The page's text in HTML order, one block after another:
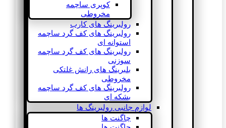
کوپری ساچمه
مخروطی
رولبرینگ های کارب
رولبرینگ های کف گرد ساچمه
استوانه ای
رولبرینگ های کف گرد ساچمه
سوزنی
بلبرینگ های رانش غلتکی
مخروطی
رولبرینگ های کف گرد ساچمه
بشکه ای
لوازم جانبی رولبرینگ ها
چاگنت ها